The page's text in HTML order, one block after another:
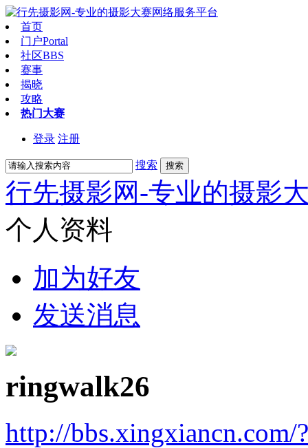
首页
门户Portal
社区BBS
赛事
揭晓
攻略
热门大赛
登录 注册
搜索 搜索
行先摄影网-专业的摄影
个人资料
加为好友
发送消息
ringwalk26
http://bbs.xingxiancn.com/